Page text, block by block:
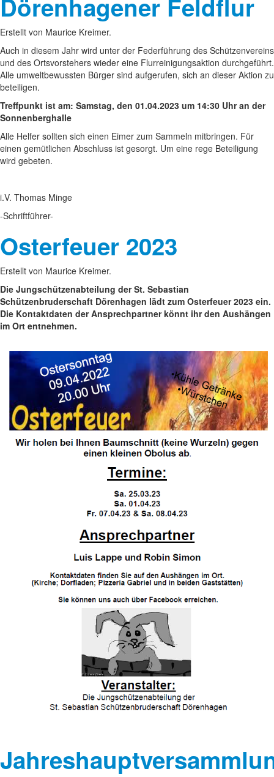
Dörenhagener Feldflur
Erstellt von Maurice Kreimer.
Auch in diesem Jahr wird unter der Federführung des Schützenvereins
und des Ortsvorstehers wieder eine Flurreinigungsaktion durchgeführt.
Alle umweltbewussten Bürger sind aufgerufen, sich an dieser Aktion zu
beteiligen.
Treffpunkt ist am: Samstag, den 01.04.2023 um 14:30 Uhr an der
Sonnenberghalle
Alle Helfer sollten sich einen Eimer zum Sammeln mitbringen. Für
einen gemütlichen Abschluss ist gesorgt. Um eine rege Beteiligung
wird gebeten.
i.V. Thomas Minge
-Schriftführer-
Osterfeuer 2023
Erstellt von Maurice Kreimer.
Die Jungschützenabteilung der St. Sebastian
Schützenbruderschaft Dörenhagen lädt zum Osterfeuer 2023 ein.
Die Kontaktdaten der Ansprechpartner könnt ihr den Aushängen
im Ort entnehmen.